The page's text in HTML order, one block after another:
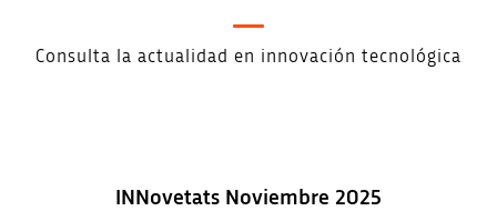
Consulta la actualidad en innovación tecnológica
INNovetats Noviembre 2025